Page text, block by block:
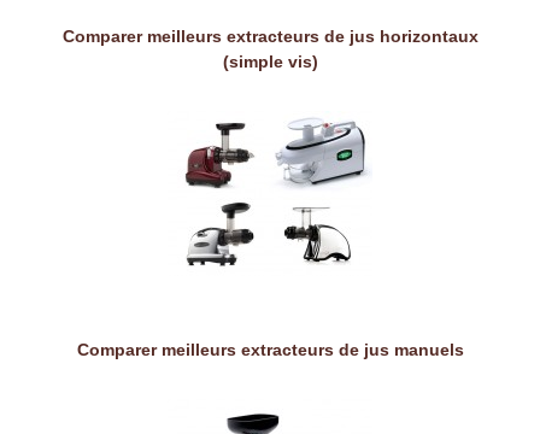
Comparer meilleurs extracteurs de jus horizontaux
(simple vis)
Comparer meilleurs extracteurs de jus manuels